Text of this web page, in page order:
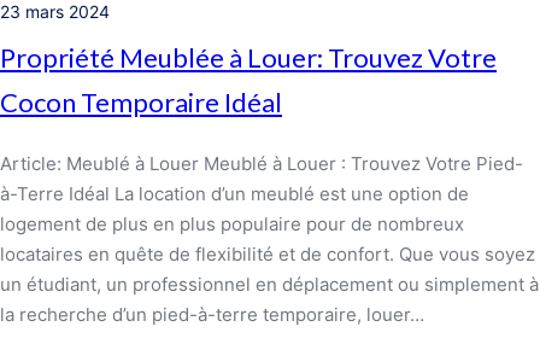
23 mars 2024
Propriété Meublée à Louer: Trouvez Votre
Cocon Temporaire Idéal
Article: Meublé à Louer Meublé à Louer : Trouvez Votre Pied-
à-Terre Idéal La location d’un meublé est une option de
logement de plus en plus populaire pour de nombreux
locataires en quête de flexibilité et de confort. Que vous soyez
un étudiant, un professionnel en déplacement ou simplement à
la recherche d’un pied-à-terre temporaire, louer…